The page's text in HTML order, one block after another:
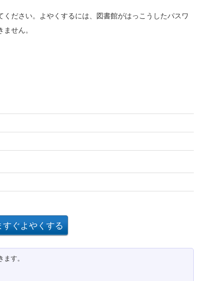
ださい。よやくするには、図書館がはっこうしたパスワ
せん。
す。